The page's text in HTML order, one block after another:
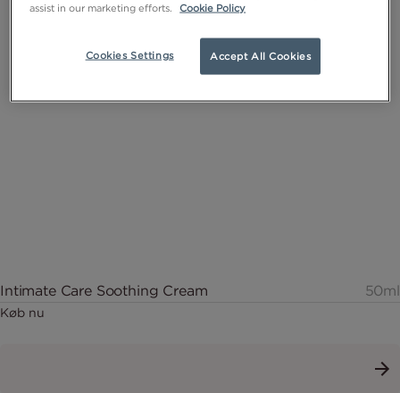
Intimate Care Soothing Cream 50ml
Køb nu
assist in our marketing efforts.
Cookie Policy
Cookies Settings Accept All Cookies